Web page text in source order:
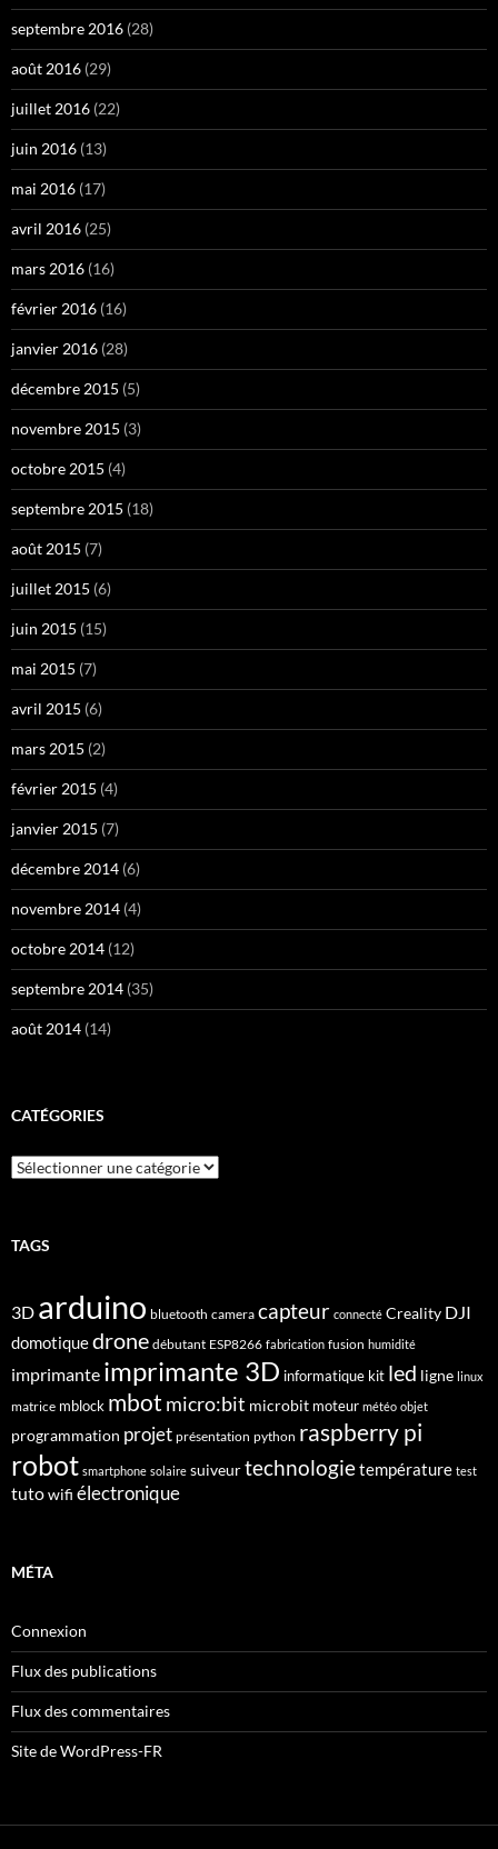
septembre 2016 (28)
août 2016 (29)
juillet 2016 (22)
juin 2016 (13)
mai 2016 (17)
avril 2016 (25)
mars 2016 (16)
février 2016 (16)
janvier 2016 (28)
décembre 2015 (5)
novembre 2015 (3)
octobre 2015 (4)
septembre 2015 (18)
août 2015 (7)
juillet 2015 (6)
juin 2015 (15)
mai 2015 (7)
avril 2015 (6)
mars 2015 (2)
février 2015 (4)
janvier 2015 (7)
décembre 2014 (6)
novembre 2014 (4)
octobre 2014 (12)
septembre 2014 (35)
août 2014 (14)
CATÉGORIES
Catégories
TAGS
3D arduino bluetooth camera capteur connecté Creality DJI
domotiquedrone débutant ESP8266 fabrication fusion humidité
imprimante imprimante 3D informatique kit led ligne linux
matrice mblock mbot micro:bit microbit moteur météo objet
programmation projet présentation python raspberry pi
robot smartphone solaire suiveurtechnologietempérature test
tutowifi électronique
MÉTA
Connexion
Flux des publications
Flux des commentaires
Site de WordPress-FR